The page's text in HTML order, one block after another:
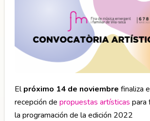
Elpróximo 14 de noviembre finaliza
recepción de propuestas artísticas para
la programación de la edición 2022